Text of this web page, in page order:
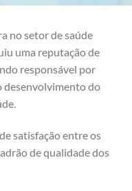
no setor de saúde
uma reputação de
responsável por
desenvolvimento do
satisfação entre os
de qualidade dos